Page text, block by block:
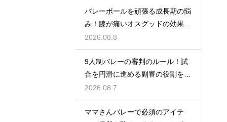
バレーボールを頑張る成長期の悩
み！膝が痛いオスグッドの効果的
な対策
2026.08.8
9人制バレーの審判のルール！試
合を円滑に進める副審の役割を解
説
2026.08.7
ママさんバレーで必須のアイテ